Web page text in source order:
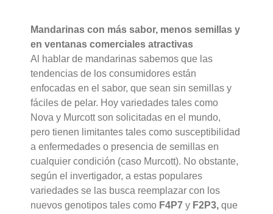
Mandarinas con más sabor, menos semillas y
en ventanas comerciales atractivas
Al hablar de mandarinas sabemos que las
tendencias de los consumidores están
enfocadas en el sabor, que sean sin semillas y
fáciles de pelar. Hoy variedades tales como
Nova y Murcott son solicitadas en el mundo,
pero tienen limitantes tales como susceptibilidad
a enfermedades o presencia de semillas en
cualquier condición (caso Murcott). No obstante,
según el invertigador, a estas populares
variedades se las busca reemplazar con los
nuevos genotipos tales como F4P7 y F2P3, que